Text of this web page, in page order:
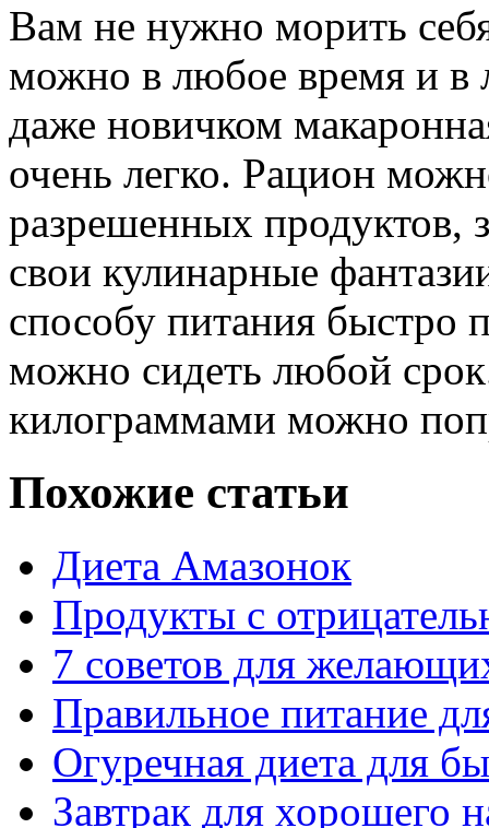
Вам не нужно морить
можно в любое время и в
даже новичком
очень легко. Рацион
разрешенных продуктов,
свои кулинарные
способу питания быстро
можно сидеть любой
килограммами можно
Похожие статьи
Диета Амазонок
Продукты с
7 советов для
Правильное питание
Огуречная диета для
Завтрак для хорошего